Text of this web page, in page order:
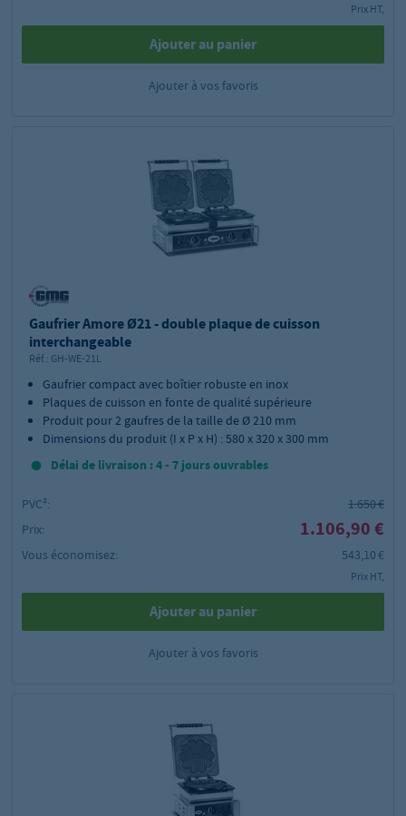
Prix HT,
Ajouter au panier
Ajouter à vos favoris
Gaufrier Amore Ø21 - double plaque de cuisson
interchangeable
Réf.: GH-WE-21L
Gaufrier compact avec boîtier robuste en inox
Plaques de cuisson en fonte de qualité supérieure
Produit pour 2 gaufres de la taille de Ø 210 mm
Dimensions du produit (I x P x H) : 580 x 320 x 300 mm
Délai de livraison : 4 - 7 jours ouvrables
PVC²:
1.650 €
Prix:
1.106,90 €
Vous économisez: 543,10 €
Prix HT,
Ajouter au panier
Ajouter à vos favoris